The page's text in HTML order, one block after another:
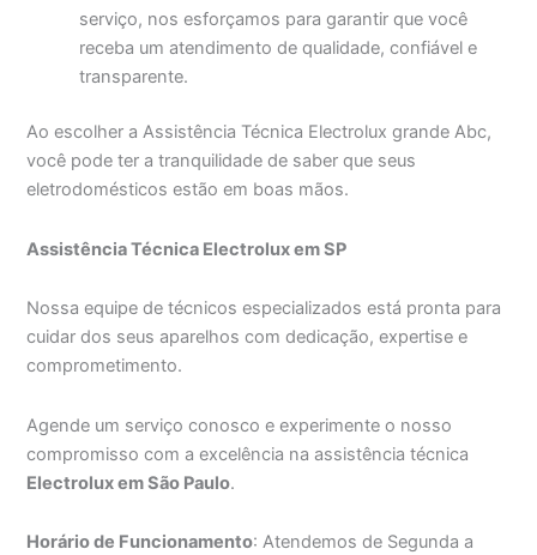
serviço, nos esforçamos para garantir que você
receba um atendimento de qualidade, confiável e
transparente.
Ao escolher a Assistência Técnica Electrolux grande Abc,
você pode ter a tranquilidade de saber que seus
eletrodomésticos estão em boas mãos.
Assistência Técnica Electrolux em SP
Nossa equipe de técnicos especializados está pronta para
cuidar dos seus aparelhos com dedicação, expertise e
comprometimento.
Agende um serviço conosco e experimente o nosso
compromisso com a excelência na assistência técnica
Electrolux em São Paulo.
Horário de Funcionamento: Atendemos de Segunda a